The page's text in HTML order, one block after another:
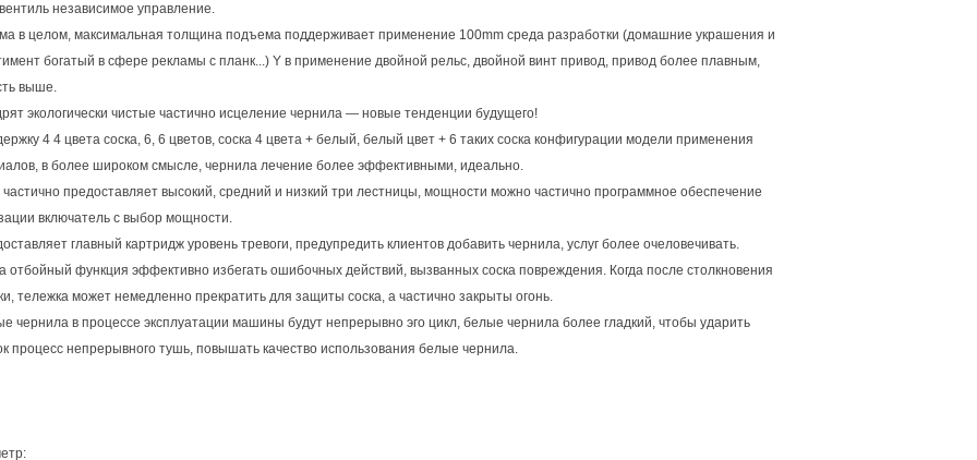
независимое управление.
в целом, максимальная толщина подъема поддерживает применение 100mm среда разработки (домашние украшения и
богатый в сфере рекламы с планк...) Y в применение двойной рельс, двойной винт привод, привод более плавным,
выше.
экологически чистые частично исцеление чернила — новые тенденции будущего!
4 4 цвета соска, 6, 6 цветов, соска 4 цвета + белый, белый цвет + 6 таких соска конфигурации модели применения
в более широком смысле, чернила лечение более эффективными, идеально.
частично предоставляет высокий, средний и низкий три лестницы, мощности можно частично программное обеспечение
включатель с выбор мощности.
главный картридж уровень тревоги, предупредить клиентов добавить чернила, услуг более очеловечивать.
отбойный функция эффективно избегать ошибочных действий, вызванных соска повреждения. Когда после столкновения
тележка может немедленно прекратить для защиты соска, а частично закрыты огонь.
чернила в процессе эксплуатации машины будут непрерывно эго цикл, белые чернила более гладкий, чтобы ударить
процесс непрерывного тушь, повышать качество использования белые чернила.